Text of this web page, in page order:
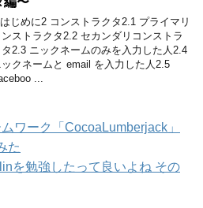
じめに2 コンストラクタ2.1 プライマリ
ンストラクタ2.2 セカンダリコンストラ
タ2.3 ニックネームのみを入力した人2.4
ックネームと email を入力した人2.5
...
ワーク「CocoaLumberjack」
た
を勉強したって良いよね その